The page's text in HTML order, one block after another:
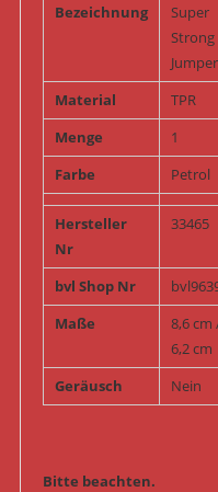
Bezeichnung
Super
Strong
Jumper
Material
TPR
Menge
1
Farbe
Petrol
Hersteller
Nr
33465
bvl Shop Nr
Maße
8,6 cm
6,2 cm
Geräusch
Nein
Bitte beachten.